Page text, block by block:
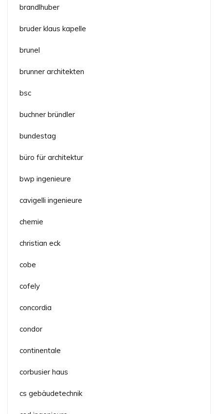
brandlhuber
bruder klaus kapelle
brunel
brunner architekten
bsc
buchner bründler
bundestag
büro für architektur
bwp ingenieure
cavigelli ingenieure
chemie
christian eck
cobe
cofely
concordia
condor
continentale
corbusier haus
cs gebäudetechnik